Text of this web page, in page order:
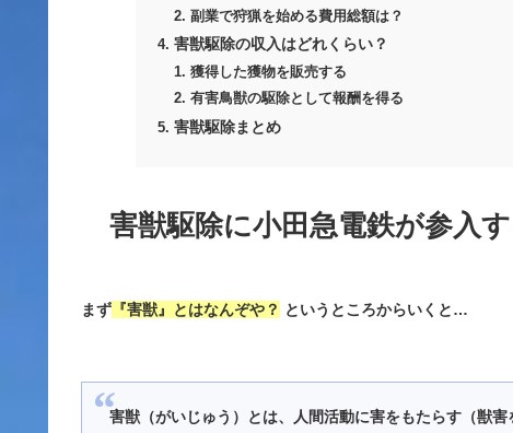
副業で狩猟を始める費用総額は？
害獣駆除の収入はどれくらい？
獲得した獲物を販売する
有害鳥獣の駆除として報酬を得る
害獣駆除まとめ
害獣駆除に小田急電鉄が参入
まず 『害獣』とはなんぞや？ というところからいくと…
害獣 （がいじゅう）とは、人間活動に害をもたらす（獣